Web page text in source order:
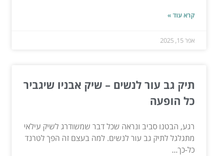
קרא עוד »
אפר 15, 2025
תיק גב עור לנשים – שיק אבניו שיגביר
כל הופעה
רגע, הבטנו סביב ונראה שכל דבר שמשודרג לשיק עילאי
מתגלגל לתיק גב עור לנשים. למה בעצם זה הפך לטרנד
כל-כך...